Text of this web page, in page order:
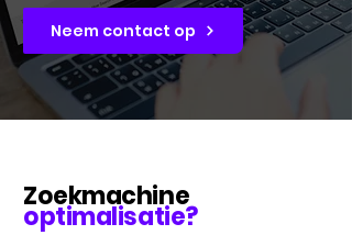
Neem contact op
Zoekmachine
optimalisatie?